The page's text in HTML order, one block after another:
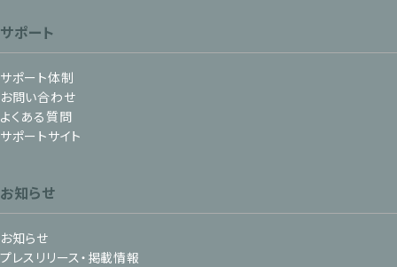
サポート
サポート体制
お問い合わせ
よくある質問
サポートサイト
お知らせ
お知らせ
プレスリリース・掲載情報